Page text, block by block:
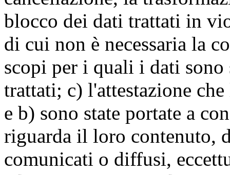
blocco dei dati trattati in
di cui non è necessaria la
scopi per i quali i dati sono
trattati; c) l'attestazione
e b) sono state portate a
riguarda il loro contenuto,
comunicati o diffusi,